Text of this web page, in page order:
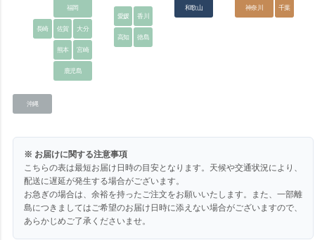
神奈川 千葉
和歌山
香川
愛媛
徳島
高知
福岡
佐賀 大分
熊本
長崎
宮崎
鹿児島
沖縄
※ お届けに関する注意事項
こちらの表は最短お届け日時の目安となります。天候や交通状況により、
配送に遅延が発生する場合がございます。
お急ぎの場合は、余裕を持ったご注文をお願いいたします。また、一部離
島につきましてはご希望のお届け日時に添えない場合がございますので、
あらかじめご了承くださいませ。